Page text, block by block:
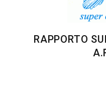
RAPPORTO